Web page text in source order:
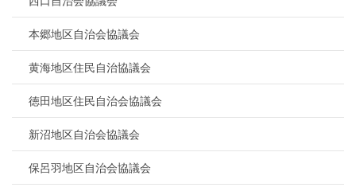
本郷地区自治会協議会
黄海地区住民自治協議会
徳田地区住民自治会協議会
新沼地区自治会協議会
保呂羽地区自治会協議会